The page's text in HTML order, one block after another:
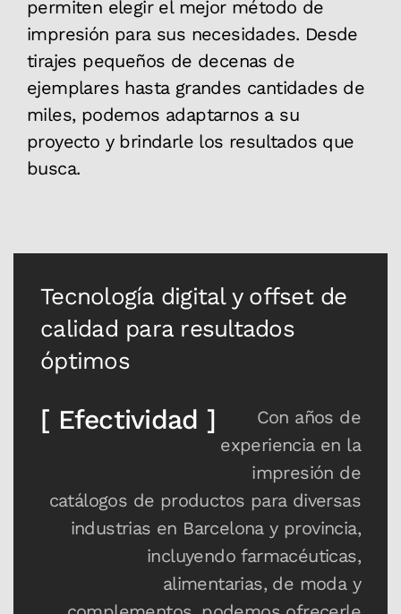
permiten elegir el mejor método de
impresión para sus necesidades. Desde
tirajes pequeños de decenas de
ejemplares hasta grandes cantidades de
miles, podemos adaptarnos a su
proyecto y brindarle los resultados que
busca.
Tecnología digital y offset de
calidad para resultados
óptimos
[ Efectividad ]
Con años de
experiencia en la
impresión de
catálogos de productos para diversas
industrias en Barcelona y provincia,
incluyendo farmacéuticas,
alimentarias, de moda y